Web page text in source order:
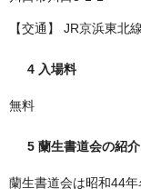
【交通】 JR京浜東北
4 入場料
無料
5 蘭生書道会の紹介
蘭生書道会は昭和44